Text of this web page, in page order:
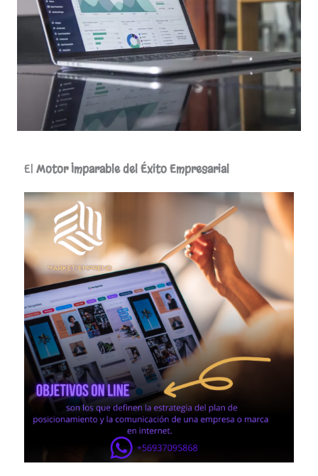
El Motor Imparable del Éxito Empresarial